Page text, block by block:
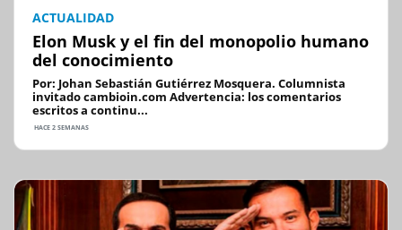
ACTUALIDAD
Elon Musk y el fin del monopolio humano
del conocimiento
Por: Johan Sebastián Gutiérrez Mosquera. Columnista
invitado cambioin.com Advertencia: los comentarios
escritos a continu...
HACE 2 SEMANAS